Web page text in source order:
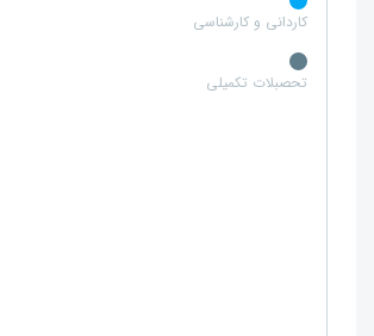
کاردانی و کارشناسی
تحصبلات تکمیلی